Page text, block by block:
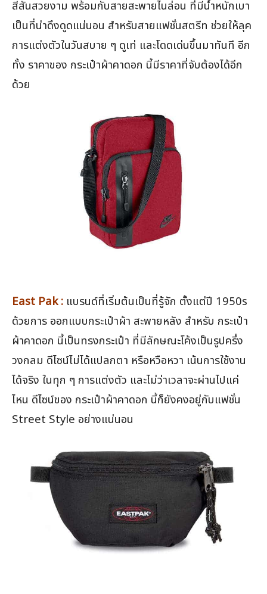
สีสันสวยงาม พร้อมกับสายสะพายไนล่อน ที่มีน้ำหนักเบา
เป็นที่น่าดึงดูดแน่นอน สำหรับสายแฟชั่นสตรีท ช่วยให้ลุค
การแต่งตัวในวันสบาย ๆ ดูเท่ และโดดเด่นขึ้นมาทันที อีก
ทั้ง ราคาของ กระเป๋าผ้าคาดอก นี้มีราคาที่จับต้องได้อีก
ด้วย
East Pak : แบรนด์ที่เริ่มต้นเป็นที่รู้จัก ตั้งแต่ปี 1950s
ด้วยการ ออกแบบกระเป๋าผ้า สะพายหลัง สำหรับ กระเป๋า
ผ้าคาดอก นี้เป็นทรงกระเป๋า ที่มีลักษณะโค้งเป็นรูปครึ่ง
วงกลม ดีไซน์ไม่ได้แปลกตา หรือหวือหวา เน้นการใช้งาน
ได้จริง ในทุก ๆ การแต่งตัว และไม่ว่าเวลาจะผ่านไปแค่
ไหน ดีไซน์ของ กระเป๋าผ้าคาดอก นี้ก็ยังคงอยู่กับแฟชั่น
Street Style อย่างแน่นอน